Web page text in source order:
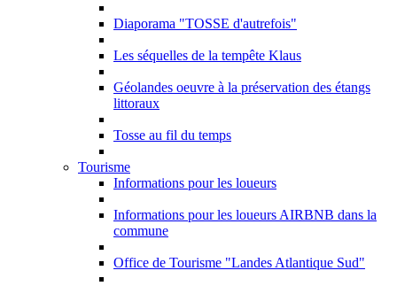
Diaporama "TOSSE d'autrefois"
Les séquelles de la tempête Klaus
Géolandes oeuvre à la préservation des étangs
littoraux
Tosse au fil du temps
Tourisme
Informations pour les loueurs
Informations pour les loueurs AIRBNB dans la
commune
Office de Tourisme "Landes Atlantique Sud"